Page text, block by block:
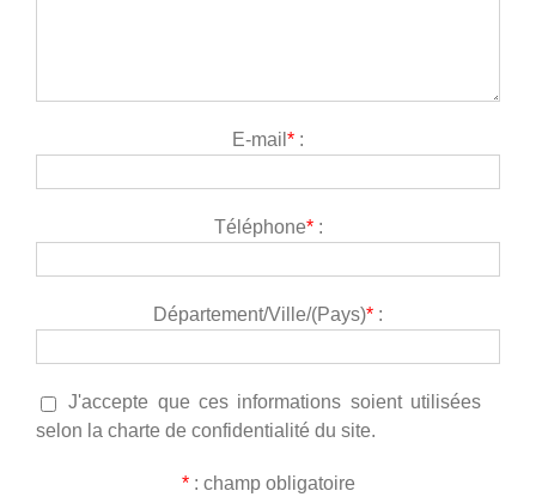
E-mail * :
Téléphone*:
Département/Ville/(Pays)* :
J'accepte que ces informations soient utilisées
selon la charte de confidentialité du site.
*: champ obligatoire